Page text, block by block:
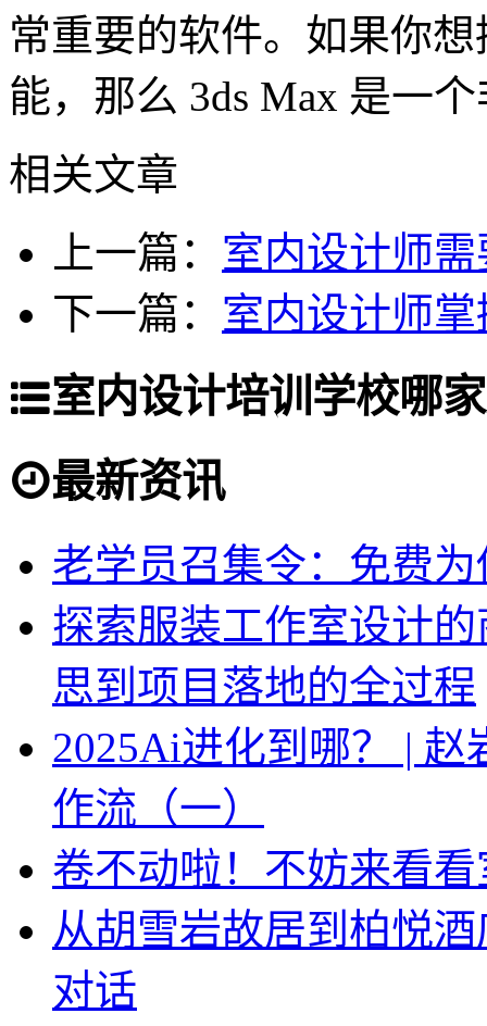
常重要的软件。如果你
能，那么 3ds Max 是一
相关文章
上一篇： 室内设计师
下一篇： 室内设计师
室内设计培训学校哪
最新资讯
老学员召集令：免费
探索服装工作室设计
思到项目落地的全过程
2025Ai进化到哪？ |
作流（一）
卷不动啦！不妨来看
从胡雪岩故居到柏悦
对话